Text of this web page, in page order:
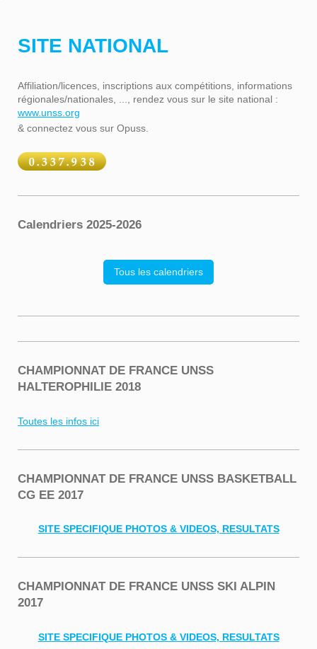
SITE NATIONAL
Affiliation/licences, inscriptions aux compétitions, informations
régionales/nationales, ..., rendez vous sur le site national :
www.unss.org
& connectez vous sur Opuss.
Calendriers 2025-2026
Tous les calendriers
CHAMPIONNAT DE FRANCE UNSS
HALTEROPHILIE 2018
Toutes les infos ici
CHAMPIONNAT DE FRANCE UNSS BASKETBALL
CG EE 2017
SITE SPECIFIQUE PHOTOS & VIDEOS, RESULTATS
CHAMPIONNAT DE FRANCE UNSS SKI ALPIN
2017
SITE SPECIFIQUE PHOTOS & VIDEOS, RESULTATS